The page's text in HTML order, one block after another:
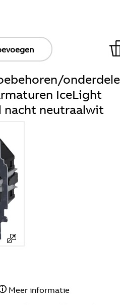
IceLight
nacht neutraalwit
Meer informatie